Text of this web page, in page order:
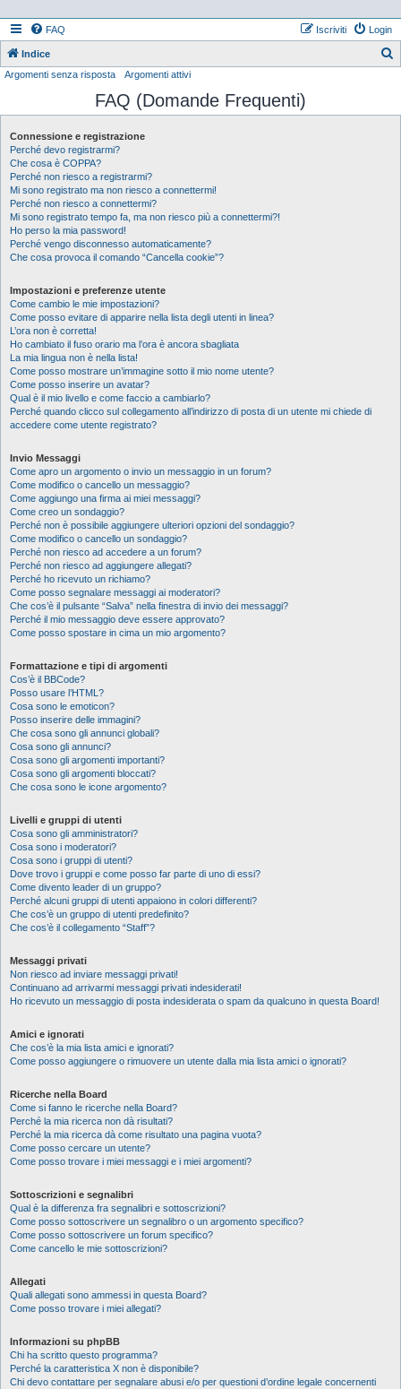
FAQ Login
Iscriviti
Indice
c
Argomenti senza risposta Argomenti attivi
FAQ (Domande Frequenti)
Connessione e registrazione
Perché devo registrarmi?
Che cosa è COPPA?
Perché non riesco a registrarmi?
Mi sono registrato ma non riesco a connettermi!
Perché non riesco a connettermi?
Mi sono registrato tempo fa, ma non riesco più a connettermi?!
Ho perso la mia password!
Perché vengo disconnesso automaticamente?
Che cosa provoca il comando “Cancella cookie”?
Impostazioni e preferenze utente
Come cambio le mie impostazioni?
Come posso evitare di apparire nella lista degli utenti in linea?
L’ora non è corretta!
Ho cambiato il fuso orario ma l’ora è ancora sbagliata
La mia lingua non è nella lista!
Come posso mostrare un’immagine sotto il mio nome utente?
Come posso inserire un avatar?
Qual è il mio livello e come faccio a cambiarlo?
Perché quando clicco sul collegamento all’indirizzo di posta di un utente mi chiede di
accedere come utente registrato?
Invio Messaggi
Come apro un argomento o invio un messaggio in un forum?
Come modifico o cancello un messaggio?
Come aggiungo una firma ai miei messaggi?
Come creo un sondaggio?
Perché non è possibile aggiungere ulteriori opzioni del sondaggio?
Come modifico o cancello un sondaggio?
Perché non riesco ad accedere a un forum?
Perché non riesco ad aggiungere allegati?
Perché ho ricevuto un richiamo?
Come posso segnalare messaggi ai moderatori?
Che cos’è il pulsante “Salva” nella finestra di invio dei messaggi?
Perché il mio messaggio deve essere approvato?
Come posso spostare in cima un mio argomento?
Formattazione e tipi di argomenti
Cos’è il BBCode?
Posso usare l’HTML?
Cosa sono le emoticon?
Posso inserire delle immagini?
Che cosa sono gli annunci globali?
Cosa sono gli annunci?
Cosa sono gli argomenti importanti?
Cosa sono gli argomenti bloccati?
Che cosa sono le icone argomento?
Livelli e gruppi di utenti
Cosa sono gli amministratori?
Cosa sono i moderatori?
Cosa sono i gruppi di utenti?
Dove trovo i gruppi e come posso far parte di uno di essi?
Come divento leader di un gruppo?
Perché alcuni gruppi di utenti appaiono in colori differenti?
Che cos’è un gruppo di utenti predefinito?
Che cos’è il collegamento “Staff”?
Messaggi privati
Non riesco ad inviare messaggi privati!
Continuano ad arrivarmi messaggi privati indesiderati!
Ho ricevuto un messaggio di posta indesiderata o spam da qualcuno in questa Board!
Amici e ignorati
Che cos’è la mia lista amici e ignorati?
Come posso aggiungere o rimuovere un utente dalla mia lista amici o ignorati?
Ricerche nella Board
Come si fanno le ricerche nella Board?
Perché la mia ricerca non dà risultati?
Perché la mia ricerca dà come risultato una pagina vuota?
Come posso cercare un utente?
Come posso trovare i miei messaggi e i miei argomenti?
Sottoscrizioni e segnalibri
Qual è la differenza fra segnalibri e sottoscrizioni?
Come posso sottoscrivere un segnalibro o un argomento specifico?
Come posso sottoscrivere un forum specifico?
Come cancello le mie sottoscrizioni?
Allegati
Quali allegati sono ammessi in questa Board?
Come posso trovare i miei allegati?
Informazioni su phpBB
Chi ha scritto questo programma?
Perché la caratteristica X non è disponibile?
Chi devo contattare per segnalare abusi e/o per questioni d’ordine legale concernenti